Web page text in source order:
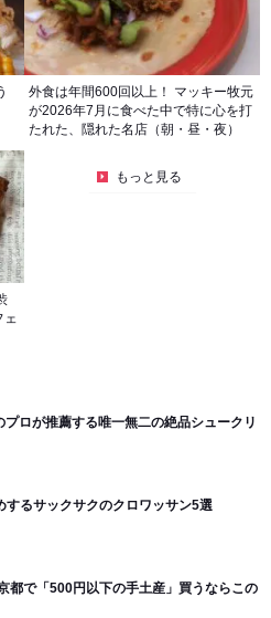
外食は年間600回以上！ マッキー牧元
が2026年7月に食べた中で特に心を打
たれた、隠れた名店（朝・昼・夜）
ェ
もっと見る
ロが推薦する唯一無二の絶品シュークリ
するサックサクのクロワッサン5選
都で「500円以下の手土産」買うならこの